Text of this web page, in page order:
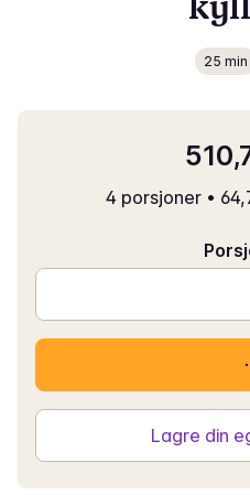
25 min
4 porsjoner •
Lagre din